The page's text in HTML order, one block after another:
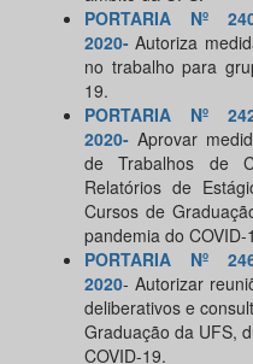
PORTARIA Nº
2020- Autoriza
no trabalho para
19.
PORTARIA Nº
2020- Aprovar
de Trabalhos de
Relatórios de
Cursos de
pandemia do COVID-
PORTARIA Nº
2020- Autorizar
deliberativos e
Graduação da UFS,
COVID-19.